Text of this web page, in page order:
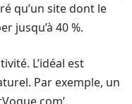
qu’un site dont le
jusqu’à 40 %.
L’idéal est
Par exemple, un